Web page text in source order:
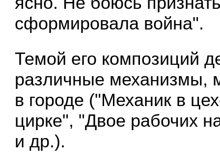
сформировала война".
Темой его композиций
различные
в городе ("Механик в
цирке", "Двое рабочих
и др.).